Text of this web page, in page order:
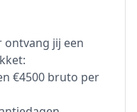
ontvang jij een
€4500 bruto per